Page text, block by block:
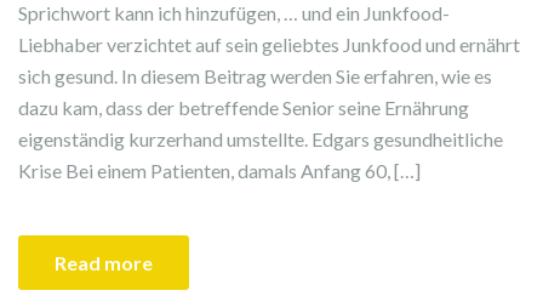
Sprichwort kann ich hinzufügen, … und ein Junkfood-
Liebhaber verzichtet auf sein geliebtes Junkfood und ernährt
sich gesund. In diesem Beitrag werden Sie erfahren, wie es
dazu kam, dass der betreffende Senior seine Ernährung
eigenständig kurzerhand umstellte. Edgars gesundheitliche
Krise Bei einem Patienten, damals Anfang 60, […]
Read more